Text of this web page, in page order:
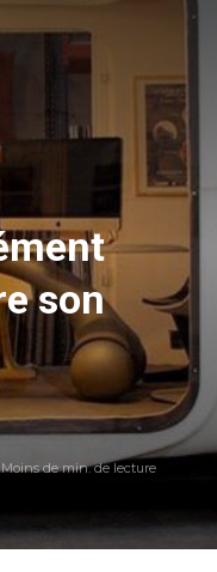
son
Moins demin. de lecture